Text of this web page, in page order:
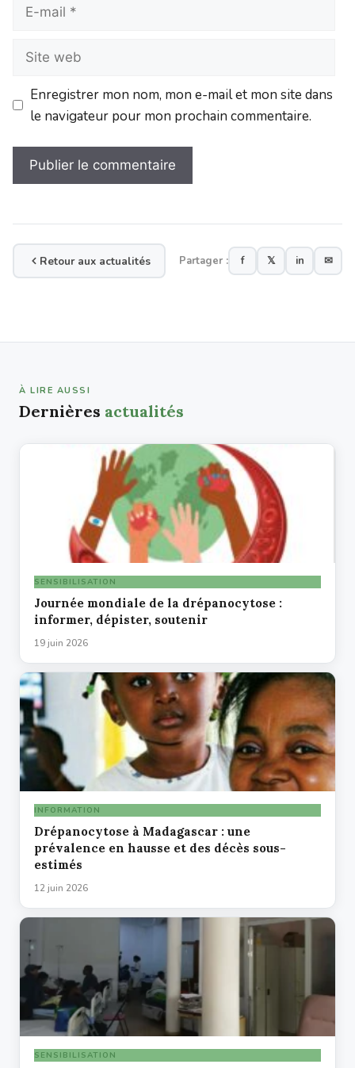
Enregistrer mon nom, mon e-mail et mon site dans
le navigateur pour mon prochain commentaire.
Retour aux actualités Partager : f 𝕏 in ✉
À LIRE AUSSI
Dernières actualités
SENSIBILISATION
Journée mondiale de la drépanocytose :
informer, dépister, soutenir
19 juin 2026
INFORMATION
Drépanocytose à Madagascar : une
prévalence en hausse et des décès sous-
estimés
12 juin 2026
SENSIBILISATION